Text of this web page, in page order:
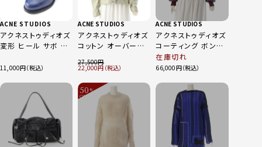
ACNE STUDIOS
アクネストゥディオズ
変形 ヒール サボ パ
11,000
ACNE STUDIOS
アクネストゥディオズ
コットン オーバーサ
ット デニムジャケット
OUTW000706 ミッ
ドブルーウォッシュ
27,500
22,000
ACNE STUDIOS
アクネストゥディオズ
コーティング ボンバ
ー ジャケット FN-
WN-OUTW000878
在庫切れ
66,000
50%
OFF